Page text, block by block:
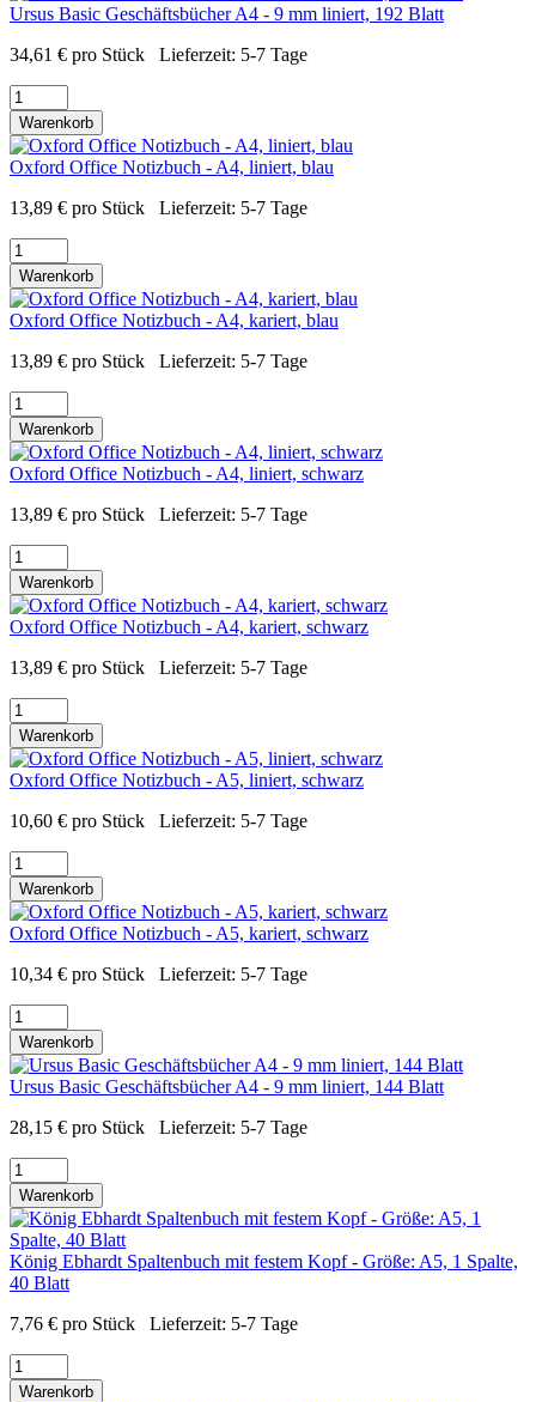
Ursus Basic Geschäftsbücher A4 - 9 mm liniert, 192 Blatt
34,61 € pro Stück Lieferzeit: 5-7 Tage
Warenkorb
Oxford Office Notizbuch - A4, liniert, blau
13,89 € pro Stück Lieferzeit: 5-7 Tage
Warenkorb
Oxford Office Notizbuch - A4, kariert, blau
13,89 € pro Stück Lieferzeit: 5-7 Tage
Warenkorb
Oxford Office Notizbuch - A4, liniert, schwarz
13,89 € pro Stück Lieferzeit: 5-7 Tage
Warenkorb
Oxford Office Notizbuch - A4, kariert, schwarz
13,89 € pro Stück Lieferzeit: 5-7 Tage
Warenkorb
Oxford Office Notizbuch - A5, liniert, schwarz
10,60 € pro Stück Lieferzeit: 5-7 Tage
Warenkorb
Oxford Office Notizbuch - A5, kariert, schwarz
10,34 € pro Stück Lieferzeit: 5-7 Tage
Warenkorb
Ursus Basic Geschäftsbücher A4 - 9 mm liniert, 144 Blatt
28,15 € pro Stück Lieferzeit: 5-7 Tage
Warenkorb
König Ebhardt Spaltenbuch mit festem Kopf - Größe: A5, 1 Spalte,
40 Blatt
7,76 € pro Stück Lieferzeit: 5-7 Tage
Warenkorb